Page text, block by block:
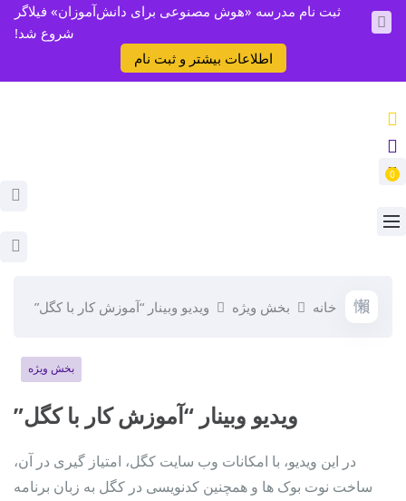
ثبت نام مدرسه «هوش مصنوعی برای دانش‌آموزان» فیلاگر
شروع شد!
اطلاعات بیشتر و ثبت نام
0
خانه بخش ویژه ویدیو وبینار “آموزش کار با کگل”
بخش ویژه
ویدیو وبینار “آموزش کار با کگل”
در این ویدیو، با امکانات وب سایت کگل، امتیاز گیری در آن،
ساخت نوت بوک ها و همچنین کدنویسی در کگل به زبان برنامه